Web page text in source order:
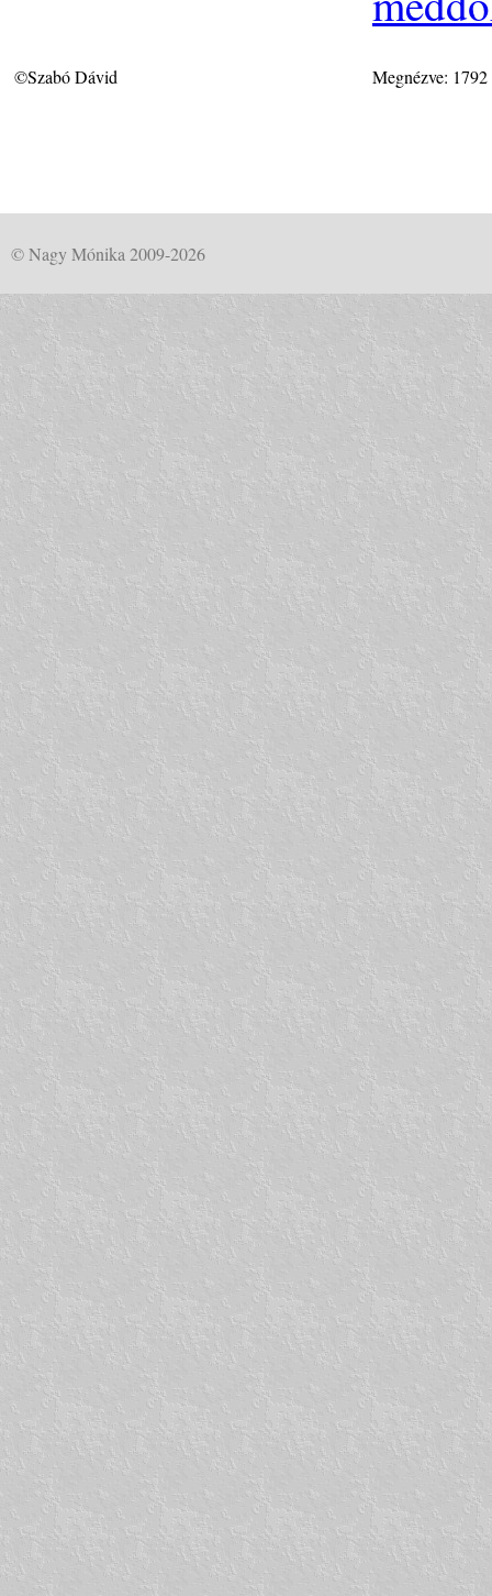
©Szabó Dávid Megnézve:
© Nagy Mónika 2009-2026